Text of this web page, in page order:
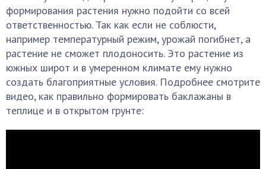
формирования растения нужно подойти со всей
ответственностью. Так как если не соблюсти,
например температурный режим, урожай погибнет, а
растение не сможет плодоносить. Это растение из
южных широт и в умеренном климате ему нужно
создать благоприятные условия. Подробнее смотрите
видео, как правильно формировать баклажаны в
теплице и в открытом грунте: